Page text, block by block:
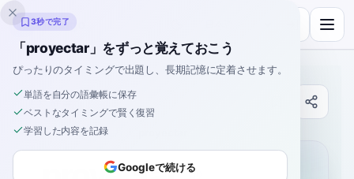
Inklingo
辞書
ホーム›スペイン語
3秒で完了
「proyectar」をずっと覚えておこう
ぴったりのタイミングで出題し、長期記憶に定着させます。
単語を自分の語彙帳に保存
ベストなタイミングで賢く復習
学習した内容を記録
Googleで続ける